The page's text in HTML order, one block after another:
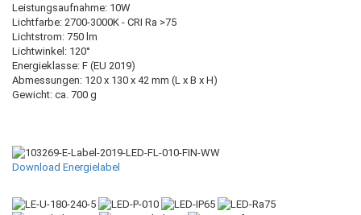
Leistungsaufnahme: 10W
Lichtfarbe: 2700-3000K - CRI Ra >75
Lichtstrom: 750 lm
Lichtwinkel: 120°
Energieklasse: F (EU 2019)
Abmessungen: 120 x 130 x 42 mm (L x B x H)
Gewicht: ca. 700 g
Download Energielabel